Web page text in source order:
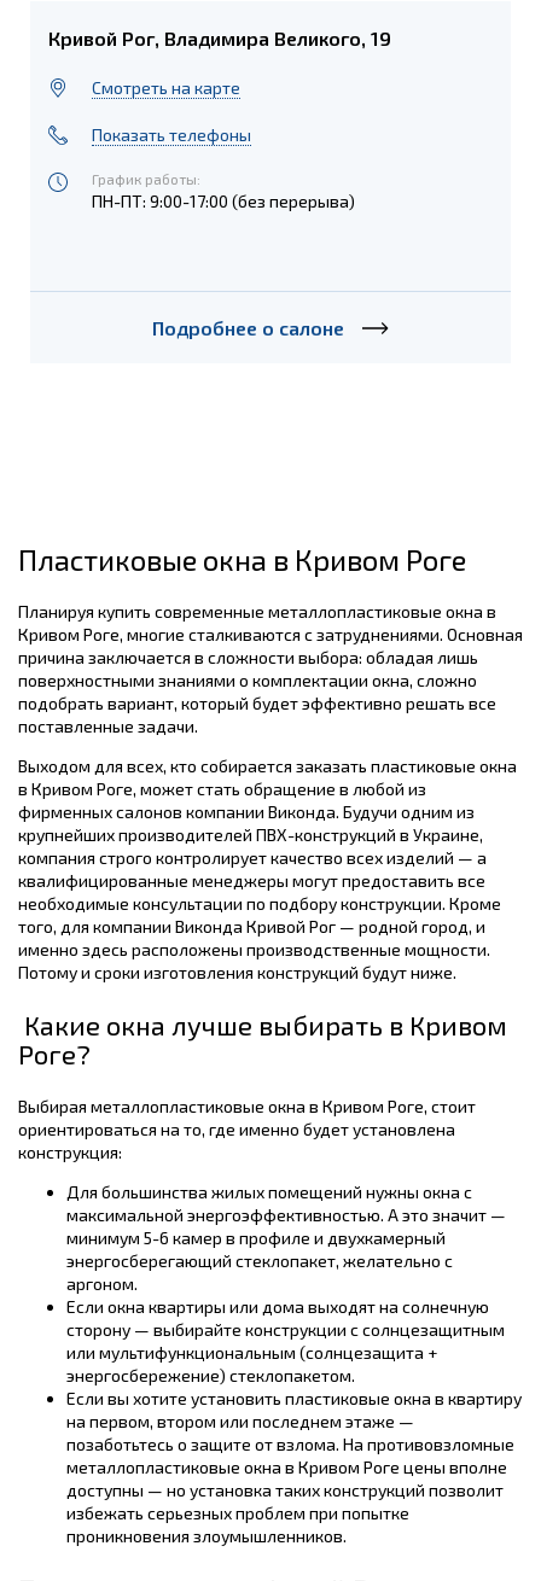
Кривой Рог, Владимира Великого, 19
Cмотреть на карте
Показать телефоны
График работы:
ПН-ПТ: 9:00-17:00 (без перерыва)
Подробнее о салоне
Пластиковые окна в Кривом Роге
Планируя купить современные металлопластиковые окна в
Кривом Роге, многие сталкиваются с затруднениями. Основная
причина заключается в сложности выбора: обладая лишь
поверхностными знаниями о комплектации окна, сложно
подобрать вариант, который будет эффективно решать все
поставленные задачи.
Выходом для всех, кто собирается заказать пластиковые окна
в Кривом Роге, может стать обращение в любой из
фирменных салонов компании Виконда. Будучи одним из
крупнейших производителей ПВХ-конструкций в Украине,
компания строго контролирует качество всех изделий — а
квалифицированные менеджеры могут предоставить все
необходимые консультации по подбору конструкции. Кроме
того, для компании Виконда Кривой Рог — родной город, и
именно здесь расположены производственные мощности.
Потому и сроки изготовления конструкций будут ниже.
Какие окна лучше выбирать в Кривом
Роге?
Выбирая металлопластиковые окна в Кривом Роге, стоит
ориентироваться на то, где именно будет установлена
конструкция:
Для большинства жилых помещений нужны окна с
максимальной энергоэффективностью. А это значит —
минимум 5-6 камер в профиле и двухкамерный
энергосберегающий стеклопакет, желательно с
аргоном.
Если окна квартиры или дома выходят на солнечную
сторону — выбирайте конструкции с солнцезащитным
или мультифункциональным (солнцезащита +
энергосбережение) стеклопакетом.
Если вы хотите установить пластиковые окна в квартиру
на первом, втором или последнем этаже —
позаботьтесь о защите от взлома. На противовзломные
металлопластиковые окна в Кривом Роге цены вполне
доступны — но установка таких конструкций позволит
избежать серьезных проблем при попытке
проникновения злоумышленников.